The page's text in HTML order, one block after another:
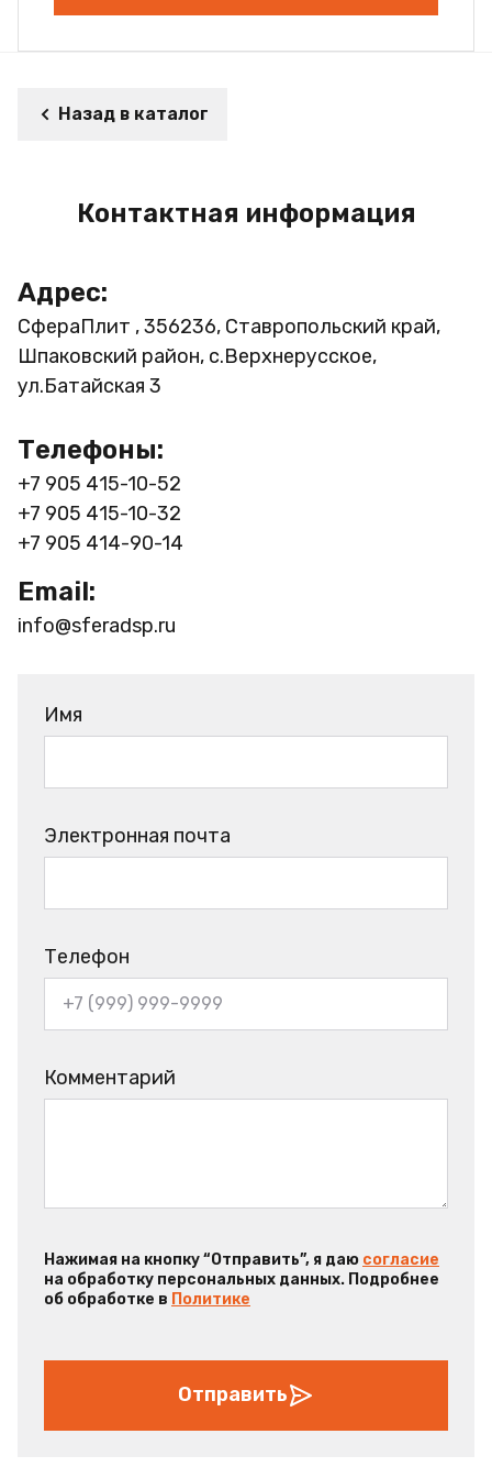
Назад в каталог
Контактная информация
Адрес:
СфераПлит , 356236, Ставропольский край,
Шпаковский район, с.Верхнерусское,
ул.Батайская 3
Телефоны:
+7 905 415-10-52
+7 905 415-10-32
+7 905 414-90-14
Email:
info@sferadsp.ru
Имя
Электронная почта
Телефон
Комментарий
Нажимая на кнопку “Отправить”, я даю согласие
на обработку персональных данных. Подробнее
об обработке в Политике
Отправить